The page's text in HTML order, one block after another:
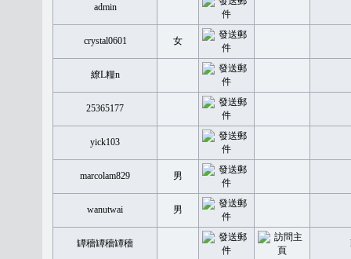
admin
crystal0601 女
繚L糧n
25365177
yick103
marcolam829 男
wanutwai 男
罈穡罈穡罈穡